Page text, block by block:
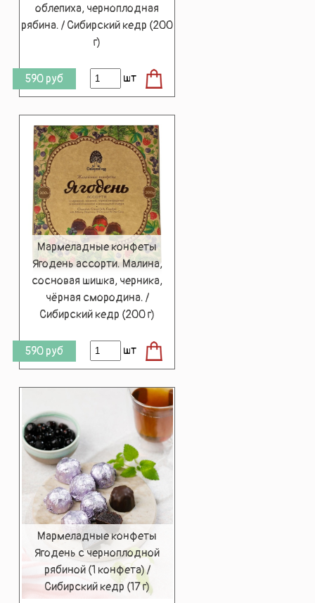
облепиха, черноплодная
рябина. / Сибирский кедр (200
г)
590 руб шт
Мармеладные конфеты
Ягодень ассорти. Малина,
сосновая шишка, черника,
чёрная смородина. /
Сибирский кедр (200 г)
590 руб шт
Мармеладные конфеты
Ягодень с черноплодной
рябиной (1 конфета) /
Сибирский кедр (17 г)